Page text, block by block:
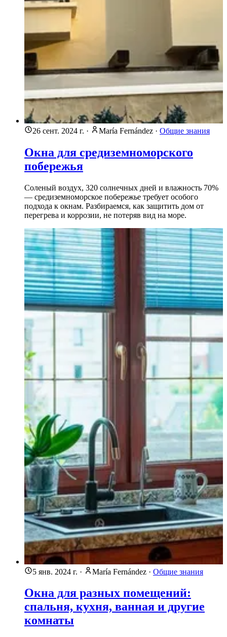
26 сент. 2024 г. · María Fernández · Общие знания
Окна для средиземноморского
побережья
Соленый воздух, 320 солнечных дней и влажность 70%
— средиземноморское побережье требует особого
подхода к окнам. Разбираемся, как защитить дом от
перегрева и коррозии, не потеряв вид на море.
5 янв. 2024 г. · María Fernández · Общие знания
Окна для разных помещений:
спальня, кухня, ванная и другие
комнаты